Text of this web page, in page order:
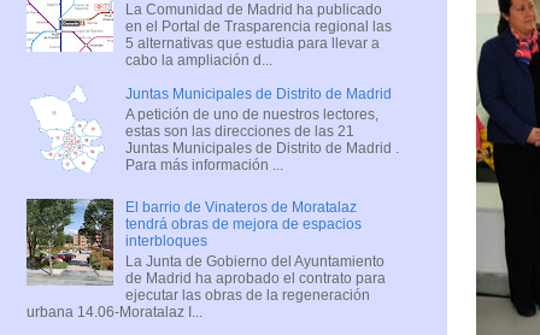
La Comunidad de Madrid ha publicado
en el Portal de Trasparencia regional las
5 alternativas que estudia para llevar a
cabo la ampliación d...
Juntas Municipales de Distrito de Madrid
A petición de uno de nuestros lectores,
estas son las direcciones de las 21
Juntas Municipales de Distrito de Madrid .
Para más información ...
El barrio de Vinateros de Moratalaz
tendrá obras de mejora de espacios
interbloques
La Junta de Gobierno del Ayuntamiento
de Madrid ha aprobado el contrato para
ejecutar las obras de la regeneración
urbana 14.06-Moratalaz I...